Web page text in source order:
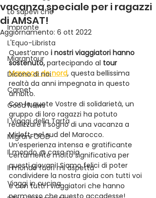
Lo sapevi che
Impronte
L'Equo-Librista
Migrantour
Dicono di noi
Carnet
Good News
I Viaggi della Tarta
MigranFOOD
Il mondo @ casa mia
Il mondo fuori mi aspetta
Viaggi in cucina
vacanza speciale per i ragazzi
di AMSAT!
Aggiornamento: 6 ott 2022
Quest’anno i nostri viaggiatori hanno
sostenuto, partecipando al tour
Marocco de nord, questa bellissima
realtà da anni impegnata in questo
ambito.
Con le quote Vostre di solidarietà, un
gruppo di loro ragazzi ha potuto
realizzare il sogno di una vacanza a
Mirleft, nel sud del Marocco.
Un’esperienza intensa e gratificante
certamente molto significativa per
questi giovani! Siamo felici di poter
condividere la nostra gioia con tutti voi
e con tutti i viaggiatori che hanno
permesso che questo accadesse!